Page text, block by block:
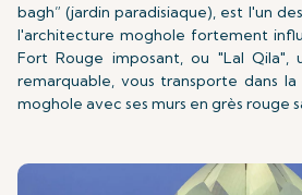
bagh” (jardin paradisiaque), est l'un
l'architecture moghole fortement
Fort Rouge imposant, ou "Lal Qila",
remarquable, vous transporte dans
moghole avec ses murs en grès rouge